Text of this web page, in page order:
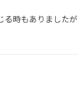
る時もありましたが